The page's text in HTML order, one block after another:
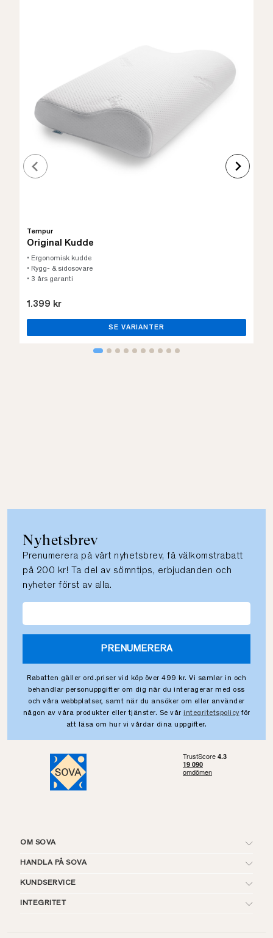
Tempur
Original Kudde
• Ergonomisk kudde
• Rygg- & sidosovare
• 3 års garanti
1.399 kr
SE VARIANTER
Nyhetsbrev
Prenumerera på vårt nyhetsbrev, få välkomstrabatt
på 200 kr! Ta del av sömntips, erbjudanden och
nyheter först av alla.
PRENUMERERA
Rabatten gäller ord.priser vid köp över 499 kr. Vi samlar in och
behandlar personuppgifter om dig när du interagerar med oss
och våra webbplatser, samt när du ansöker om eller använder
någon av våra produkter eller tjänster. Se vår integritetspolicy för
att läsa om hur vi vårdar dina uppgifter.
OM SOVA
HANDLA PÅ SOVA
KUNDSERVICE
INTEGRITET